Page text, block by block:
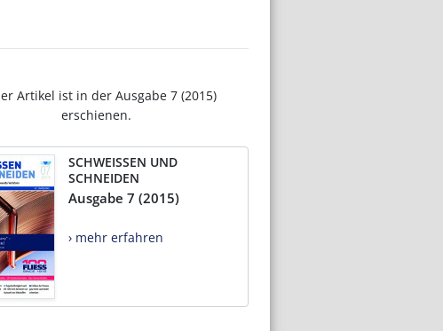
Artikel ist in der Ausgabe 7 (2015)
erschienen.
SCHWEISSEN UND
SCHNEIDEN
Ausgabe 7 (2015)
› mehr erfahren